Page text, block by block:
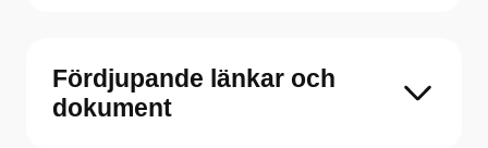
Fördjupande länkar och
dokument